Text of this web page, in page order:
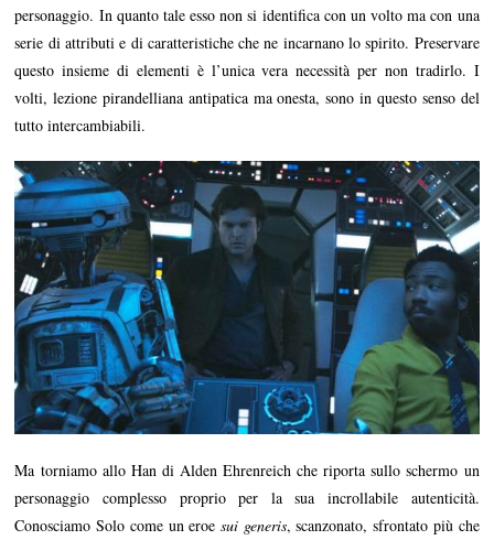
personaggio. In quanto tale esso non si identifica con un volto ma con una
serie di attributi e di caratteristiche che ne incarnano lo spirito. Preservare
questo insieme di elementi è l’unica vera necessità per non tradirlo. I
volti, lezione pirandelliana antipatica ma onesta, sono in questo senso del
tutto intercambiabili.
Ma torniamo allo Han di Alden Ehrenreich che riporta sullo schermo un
personaggio complesso proprio per la sua incrollabile autenticità.
Conosciamo Solo come un eroe sui generis, scanzonato, sfrontato più che